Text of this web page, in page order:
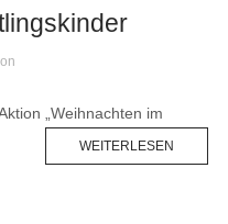
„Weihnachten im
WEITERLESEN